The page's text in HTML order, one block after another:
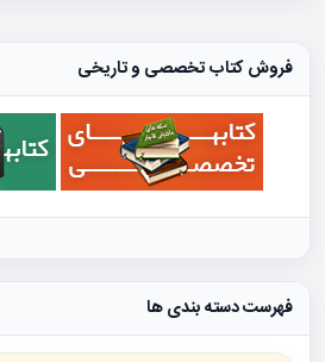
فروش کتاب تخصصی و تاریخی
فهرست دسته بندی ها